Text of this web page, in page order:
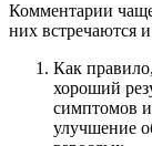
Комментарии
них встречаются
Как
хороший
симптомов
улучшение